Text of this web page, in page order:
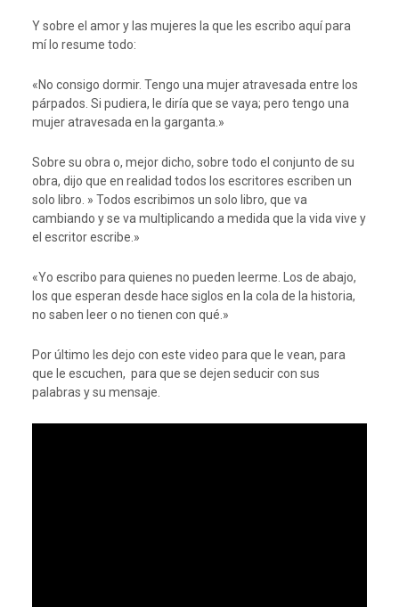
Y sobre el amor y las mujeres la que les escribo aquí para
mí lo resume todo:
«No consigo dormir. Tengo una mujer atravesada entre los
párpados. Si pudiera, le diría que se vaya; pero tengo una
mujer atravesada en la garganta.»
Sobre su obra o, mejor dicho, sobre todo el conjunto de su
obra, dijo que en realidad todos los escritores escriben un
solo libro. » Todos escribimos un solo libro, que va
cambiando y se va multiplicando a medida que la vida vive y
el escritor escribe.»
«Yo escribo para quienes no pueden leerme. Los de abajo,
los que esperan desde hace siglos en la cola de la historia,
no saben leer o no tienen con qué.»
Por último les dejo con este video para que le vean, para
que le escuchen, para que se dejen seducir con sus
palabras y su mensaje.